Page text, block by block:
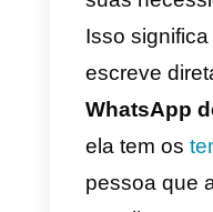
escolha
clientes
não
falar